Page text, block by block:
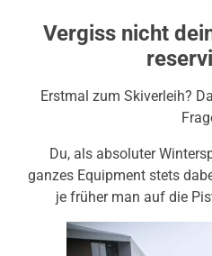
Vergiss nicht
Erstmal zum Skiverleih?
Du, als absoluter
ganzes Equipment stets
je früher man auf die